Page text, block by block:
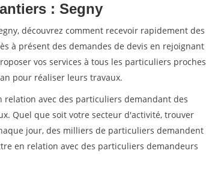
: Segny
découvrez comment recevoir rapidement des
à présent des demandes de devis en rejoignant
vos services à tous les particuliers proches
pour réaliser leurs travaux.
avec des particuliers demandant des
Quel que soit votre secteur d'activité, trouver
jour, des milliers de particuliers demandent
en relation avec des particuliers demandeurs